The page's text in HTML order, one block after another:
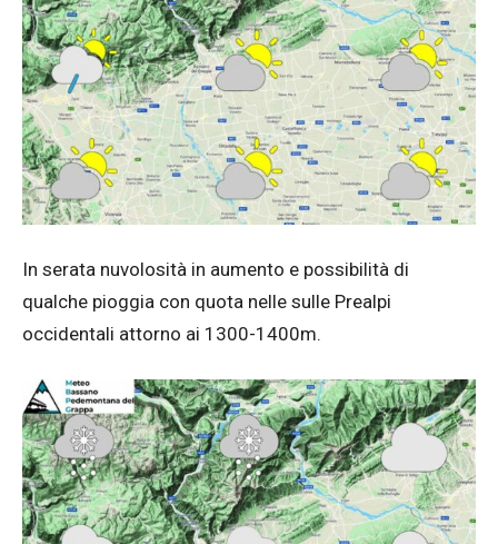
In serata nuvolosità in aumento e possibilità di
qualche pioggia con quota nelle sulle Prealpi
occidentali attorno ai 1300-1400m.